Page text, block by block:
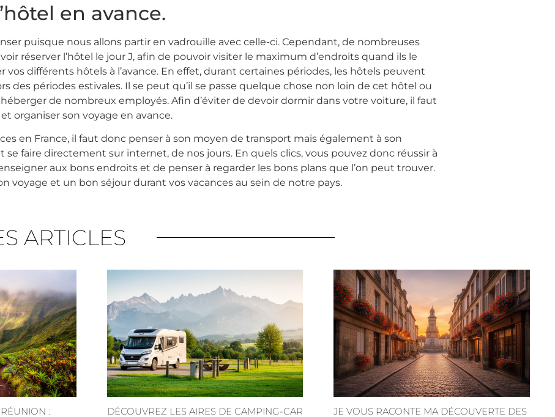
en avance.
puisque nous allons partir en vadrouille avec celle-ci. Cependant, de nombreuses
réserver l’hôtel le jour J, afin de pouvoir visiter le maximum d’endroits quand ils le
vos différents hôtels à l’avance. En effet, durant certaines périodes, les hôtels peuvent
des périodes estivales. Il se peut qu’il se passe quelque chose non loin de cet hôtel ou
de nombreux employés. Afin d’éviter de devoir dormir dans votre voiture, il faut
organiser son voyage en avance.
en France, il faut donc penser à son moyen de transport mais également à son
faire directement sur internet, de nos jours. En quels clics, vous pouvez donc réussir à
aux bons endroits et de penser à regarder les bons plans que l’on peut trouver.
voyage et un bon séjour durant vos vacances au sein de notre pays.
ARTICLES
:
DÉCOUVREZ LES AIRES DE CAMPING-CAR
JE VOUS RACONTE MA DÉCOUVERTE DES